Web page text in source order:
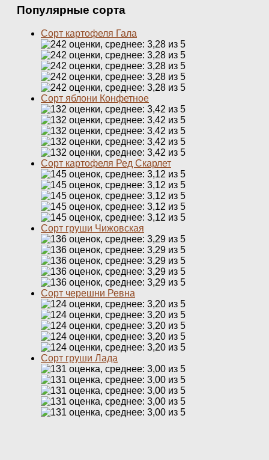
Популярные сорта
Сорт картофеля Гала
Сорт яблони Конфетное
Сорт картофеля Ред Скарлет
Сорт груши Чижовская
Сорт черешни Ревна
Сорт груши Лада